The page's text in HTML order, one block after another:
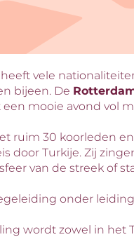
vele
bijeen. De
een mooie avond vol
ruim 30 koorleden
door Turkije. Zij
van de streek of
onder
wordt zowel in het